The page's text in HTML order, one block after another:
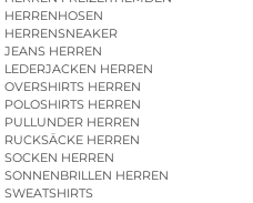
HERRENHOSEN
HERRENSNEAKER
JEANS HERREN
LEDERJACKEN HERREN
OVERSHIRTS HERREN
POLOSHIRTS HERREN
PULLUNDER HERREN
RUCKSÄCKE HERREN
SOCKEN HERREN
SONNENBRILLEN HERREN
SWEATSHIRTS